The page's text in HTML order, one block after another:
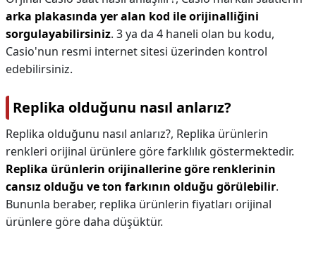
arka plakasında yer alan kod ile orijinalliğini
sorgulayabilirsiniz. 3 ya da 4 haneli olan bu kodu,
Casio'nun resmi internet sitesi üzerinden kontrol
edebilirsiniz.
Replika olduğunu nasıl anlarız?
Replika olduğunu nasıl anlarız?, Replika ürünlerin
renkleri orijinal ürünlere göre farklılık göstermektedir.
Replika ürünlerin orijinallerine göre renklerinin
cansız olduğu ve ton farkının olduğu görülebilir.
Bununla beraber, replika ürünlerin fiyatları orijinal
ürünlere göre daha düşüktür.